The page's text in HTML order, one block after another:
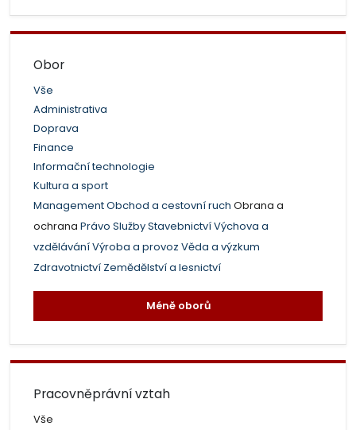
Obor
Vše
Administrativa
Doprava
Finance
Informační technologie
Kultura a sport
ManagementObchod a cestovní ruch Obrana a
ochrana Právo SlužbyStavebnictvíVýchova a
vzděláváníVýroba a provoz Věda a výzkum
Zdravotnictví Zemědělství a lesnictví
Méně oborů
Pracovněprávní vztah
Vše